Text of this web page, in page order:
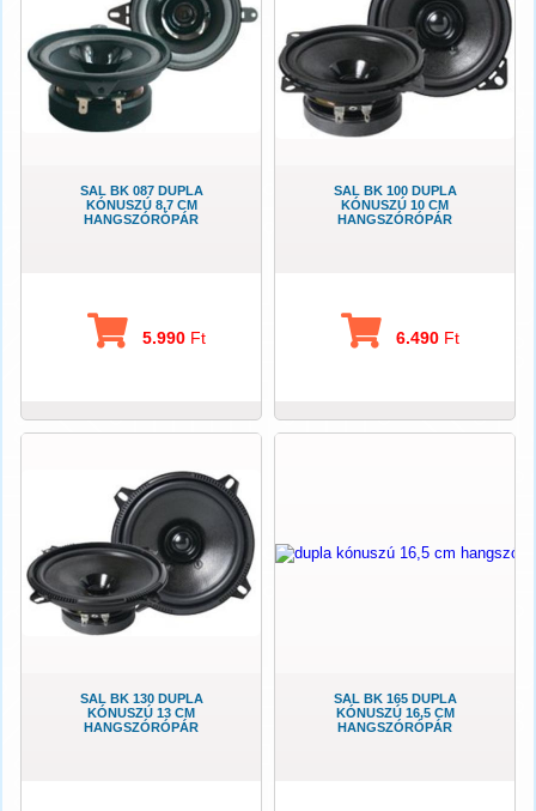
SAL BK 087 DUPLA
KÓNUSZÚ 8,7 CM
HANGSZÓRÓPÁR
5.990 Ft
SAL BK 100 DUPLA
KÓNUSZÚ 10 CM
HANGSZÓRÓPÁR
6.490 Ft
SAL BK 130 DUPLA
KÓNUSZÚ 13 CM
HANGSZÓRÓPÁR
SAL BK 165 DUPLA
KÓNUSZÚ 16,5 CM
HANGSZÓRÓPÁR